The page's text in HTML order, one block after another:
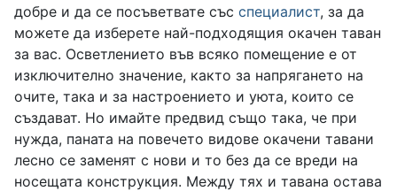
добре и да се посъветвате със специалист, за да
можете да изберете най-подходящия окачен таван
за вас. Осветлението във всяко помещение е от
изключително значение, както за напрягането на
очите, така и за настроението и уюта, които се
създават. Но имайте предвид също така, че при
нужда, паната на повечето видове окачени тавани
лесно се заменят с нови и то без да се вреди на
носещата конструкция. Между тях и тавана остава